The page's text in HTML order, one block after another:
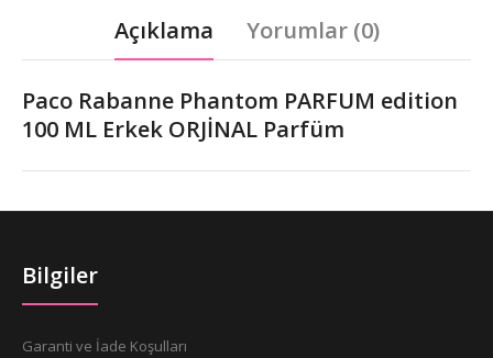
Açıklama Yorumlar (0)
Paco Rabanne Phantom PARFUM edition
100 ML Erkek ORJİNAL Parfüm
Bilgiler
Garanti ve İade Koşulları